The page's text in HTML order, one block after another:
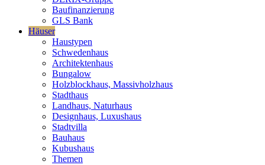
Baufinanzierung
GLS Bank
Häuser
Haustypen
Schwedenhaus
Architektenhaus
Bungalow
Holzblockhaus, Massivholzhaus
Stadthaus
Landhaus, Naturhaus
Designhaus, Luxushaus
Stadtvilla
Bauhaus
Kubushaus
Themen